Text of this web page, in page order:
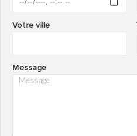
Votre ville
Message